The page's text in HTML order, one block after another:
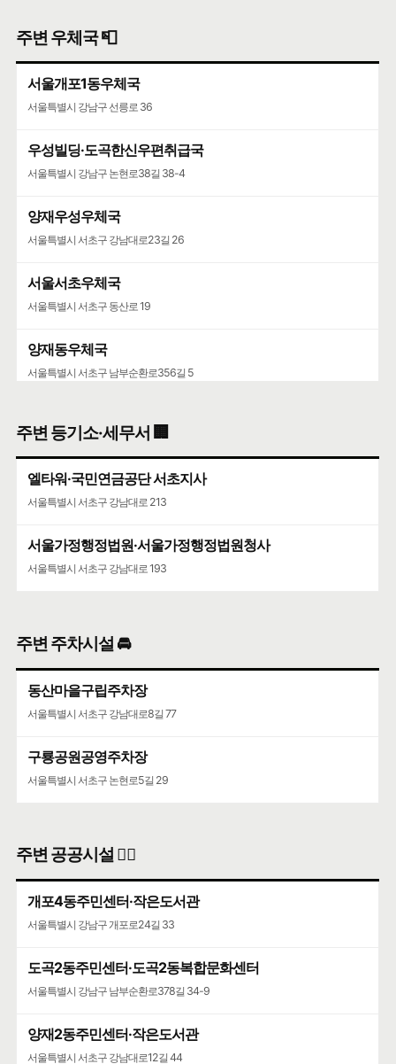
주변 우체국 📮
서울개포1동우체국
서울특별시 강남구 선릉로 36
우성빌딩·도곡한신우편취급국
서울특별시 강남구 논현로38길 38-4
양재우성우체국
서울특별시 서초구 강남대로23길 26
서울서초우체국
서울특별시 서초구 동산로 19
양재동우체국
서울특별시 서초구 남부순환로356길 5
주변 등기소·세무서 🏢
엘타워·국민연금공단 서초지사
서울특별시 서초구 강남대로 213
서울가정행정법원·서울가정행정법원청사
서울특별시 서초구 강남대로 193
주변 주차시설 🚘
동산마을구립주차장
서울특별시 서초구 강남대로8길 77
구룡공원공영주차장
서울특별시 서초구 논현로5길 29
주변 공공시설 👨‍✈️
개포4동주민센터·작은도서관
서울특별시 강남구 개포로24길 33
도곡2동주민센터·도곡2동복합문화센터
서울특별시 강남구 남부순환로378길 34-9
양재2동주민센터·작은도서관
서울특별시 서초구 강남대로12길 44